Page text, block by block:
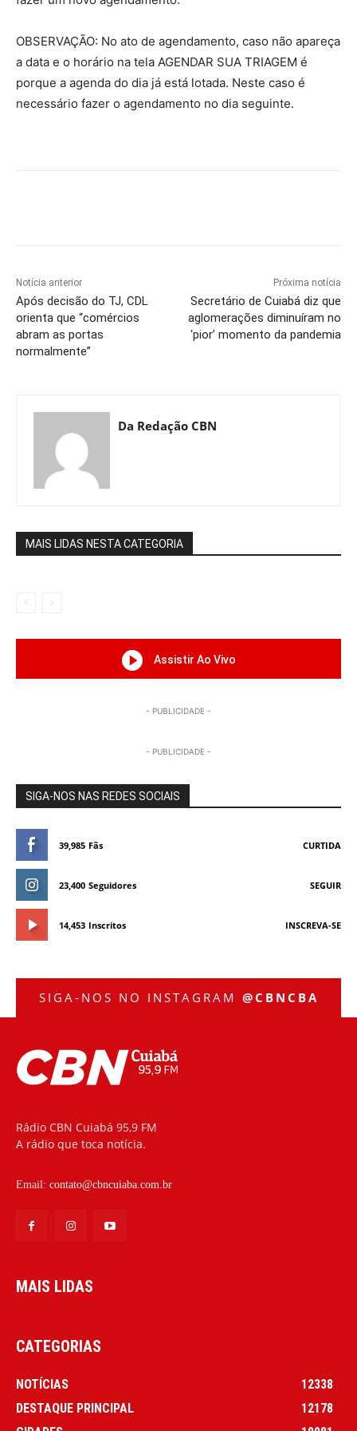
OBSERVAÇÃO: No ato de agendamento, caso não apareça
a data e o horário na tela AGENDAR SUA TRIAGEM é
porque a agenda do dia já está lotada. Neste caso é
necessário fazer o agendamento no dia seguinte.
Notícia anterior
Após decisão do TJ, CDL
orienta que “comércios
abram as portas
normalmente”
Próxima notícia
Secretário de Cuiabá diz que
aglomerações diminuíram no
‘pior’ momento da pandemia
Da Redação CBN
MAIS LIDAS NESTA CATEGORIA
Assistir Ao Vivo
- PUBLICIDADE -
- PUBLICIDADE -
SIGA-NOS NAS REDES SOCIAIS
39,985 Fãs CURTIDA
23,400 Seguidores SEGUIR
14,453 Inscritos INSCREVA-SE
SIGA-NOS NO INSTAGRAM @CBNCBA
Rádio CBN Cuiabá 95,9 FM
A rádio que toca notícia.
Email: contato@cbncuiaba.com.br
MAIS LIDAS
CATEGORIAS
NOTÍCIAS
12338
DESTAQUE PRINCIPAL
12178